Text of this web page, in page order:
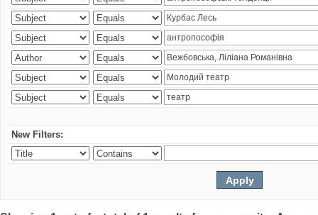
New Filters: